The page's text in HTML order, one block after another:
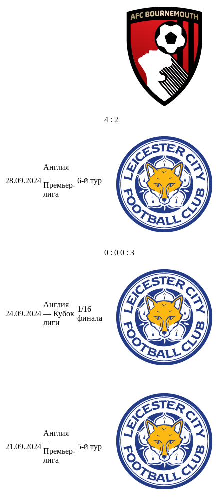
28.09.2024
Англия
—
Премьер-
лига
6-й тур
4 : 2
24.09.2024
Англия
— Кубок
лиги
1/16
финала
0 : 0 0 : 3
21.09.2024
Англия
—
Премьер-
лига
5-й тур